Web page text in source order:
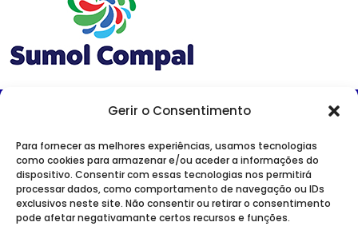
Gerir o Consentimento
Para fornecer as melhores experiências, usamos tecnologias
como cookies para armazenar e/ou aceder a informações do
dispositivo. Consentir com essas tecnologias nos permitirá
processar dados, como comportamento de navegação ou IDs
exclusivos neste site. Não consentir ou retirar o consentimento
pode afetar negativamante certos recursos e funções.